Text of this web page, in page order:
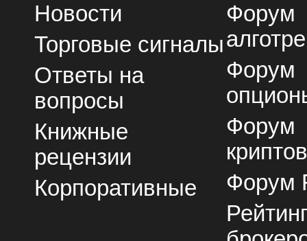
Новости
Торговые сигналы
Ответы на
вопросы
Книжные
рецензии
Корпоративные
Форум
Форум
Форум
Форум